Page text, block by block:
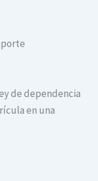
de dependencia
en una